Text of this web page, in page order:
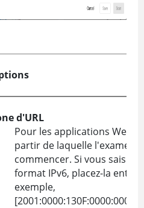
d'URL
Pour les applications Web,
partir de laquelle l'examen
commencer. Si vous
format IPv6, placez-la entre
exemple,